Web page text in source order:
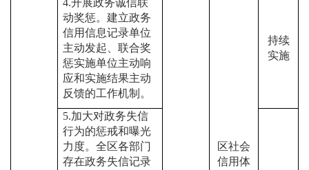
4.开展政务诚信联
动奖惩。建立政务
信用信息记录单位
主动发起、联合奖
惩实施单位主动响
应和实施结果主动
反馈的工作机制。
区社会
信用体
持续
实施
5.加大对政务失信
行为的惩戒和曝光
力度。全区各部门
存在政务失信记录